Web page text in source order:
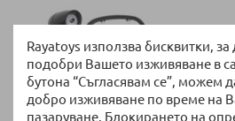
Rayatoys използва бисквитки,
подобри Вашето изживяване в
бутона “Съгласявам се”, можем
добро изживяване по време на
пазаруване. Блокирането на